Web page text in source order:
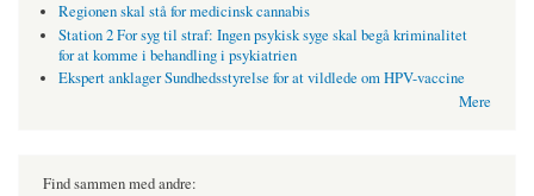
Regionen skal stå for medicinsk cannabis
Station 2 For syg til straf: Ingen psykisk syge skal begå kriminalitet
for at komme i behandling i psykiatrien
Ekspert anklager Sundhedsstyrelse for at vildlede om HPV-vaccine
Mere
Find sammen med andre: